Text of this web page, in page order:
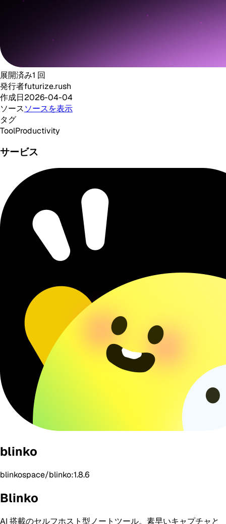
展開済み1 回
発行者futurize.rush
作成日2026-04-04
ソースソースを表示
タグ
ToolProductivity
サービス
blinko
blinkospace/blinko:1.8.6
Blinko
AI 搭載のセルフホスト型ノートツール。素早いキャプチャと